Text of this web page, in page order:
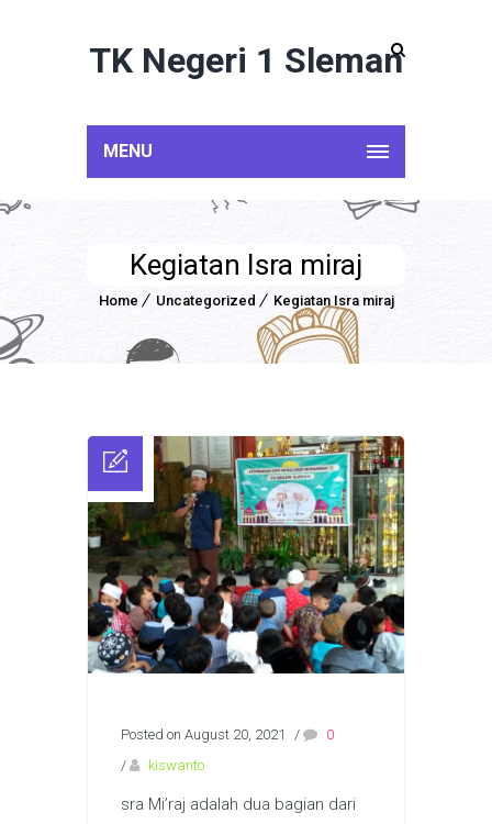
TK Negeri 1 Sleman
MENU
Kegiatan Isra miraj
Home Uncategorized Kegiatan Isra miraj
Posted on August 20, 2021 /
0
/
kiswanto
sra Mi’raj adalah dua bagian dari